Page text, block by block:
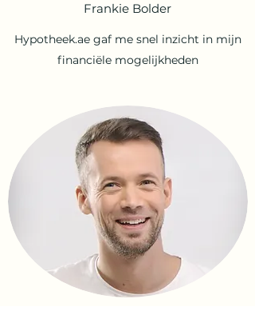
Frankie Bolder
Hypotheek.ae gaf me snel inzicht in mijn
financiële mogelijkheden